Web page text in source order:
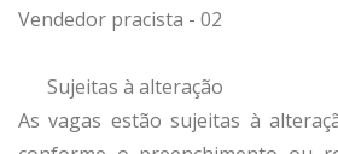
Vendedor pracista - 02
Sujeitas à alteração
As vagas estão sujeitas à